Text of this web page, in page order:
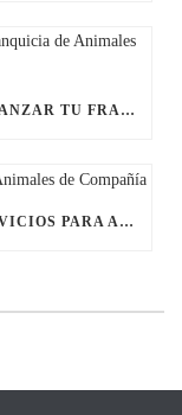
ÚLTIMAS BECAS NAVIDEÑAS PARA LANZAR TU FRANQUICIA DE ANIMALES DE COMPAÑÍA
TENDENCIAS DEL MERCADO DE SERVICIOS PARA ANIMALES DE COMPAÑÍA